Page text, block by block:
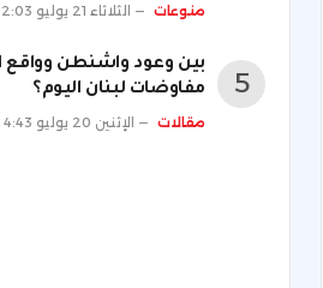
منوعات الثلاثاء 21 يوليو 2:03 م
بين وعود واشنطن وواقع
مفاوضات لبنان اليوم؟
مقالات الإثنين 20 يوليو 4:43 م